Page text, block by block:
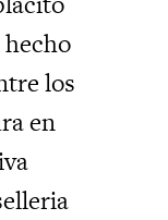
los
en